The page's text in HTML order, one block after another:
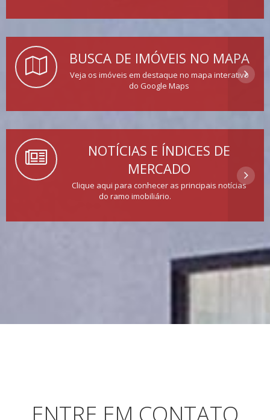
BUSCA DE IMÓVEIS NO MAPA
Veja os imóveis em destaque no mapa interativo
do Google Maps
NOTÍCIAS E ÍNDICES DE
MERCADO
Clique aqui para conhecer as principais notícias
do ramo imobiliário.